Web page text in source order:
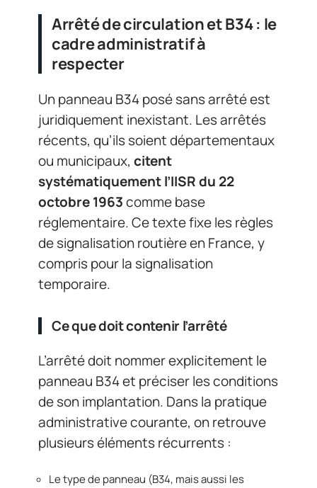
Arrêté de circulation et B34 : le
cadre administratif à
respecter
Un panneau B34 posé sans arrêté est
juridiquement inexistant. Les arrêtés
récents, qu’ils soient départementaux
ou municipaux, citent
systématiquement l’IISR du 22
octobre 1963comme base
réglementaire. Ce texte fixe les règles
de signalisation routière en France, y
compris pour la signalisation
temporaire.
Ce que doit contenir l’arrêté
L’arrêté doit nommer explicitement le
panneau B34 et préciser les conditions
de son implantation. Dans la pratique
administrative courante, on retrouve
plusieurs éléments récurrents :
Le type de panneau (B34, mais aussi les